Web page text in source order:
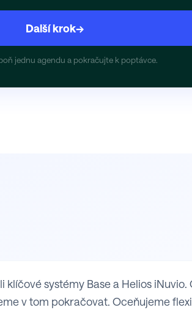
Další krok→
jednu agendu a pokračujte k poptávce.
systémy Base a Helios
v tom pokračovat. Oceňujeme